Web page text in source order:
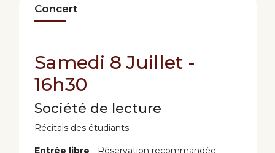
Concert
Samedi 8 Juillet -
16h30
Société de lecture
Récitals des étudiants
Entrée libre - Réservation recommandée